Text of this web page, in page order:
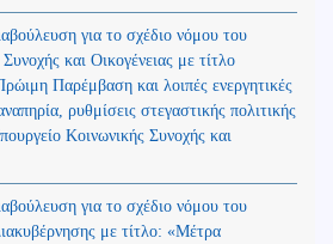
για το σχέδιο νόμου του
και Οικογένειας με τίτλο
Παρέμβαση και λοιπές ενεργητικές
ρυθμίσεις στεγαστικής πολιτικής
Κοινωνικής Συνοχής και
για το σχέδιο νόμου του
με τίτλο: «Μέτρα